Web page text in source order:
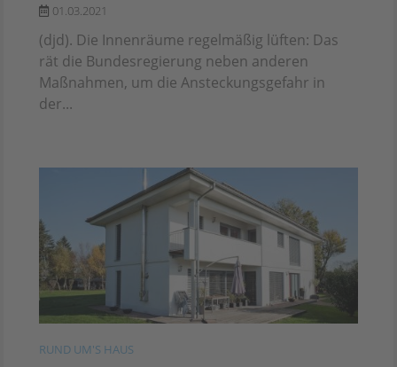
01.03.2021
(djd). Die Innenräume regelmäßig lüften: Das
rät die Bundesregierung neben anderen
Maßnahmen, um die Ansteckungsgefahr in
der...
RUND UM'S HAUS